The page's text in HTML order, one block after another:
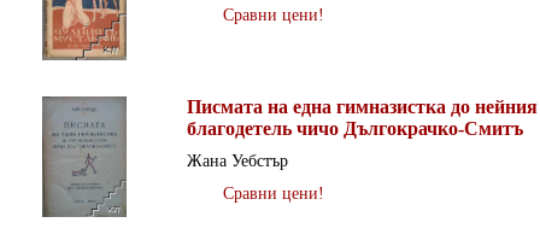
Сравни цени!
Писмата на една гимназистка до нейния
благодетель чичо Дългокрачко-Смитъ
Жана Уебстър
Сравни цени!